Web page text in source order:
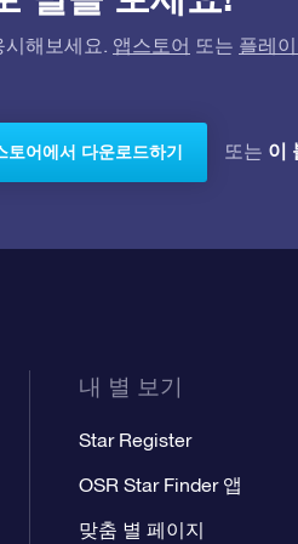
해보세요. 앱스토어 또는 플레
토어에서 다운로드하기 또는 이
내 별 보기
Star Register
OSR Star Finder 앱
맞춤 별 페이지